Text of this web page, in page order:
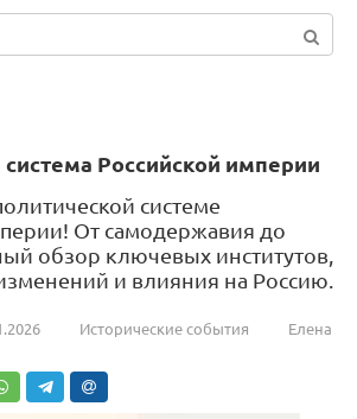
Российской империи
системе
От самодержавия до
обзор ключевых институтов,
и влияния на Россию.
Исторические события
Елена